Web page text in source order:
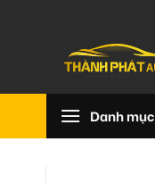
Danh mục